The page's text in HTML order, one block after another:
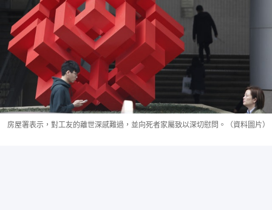
房屋署表示，對工友的離世深感難過，並向死者家屬致以深切慰問。（資料圖片）